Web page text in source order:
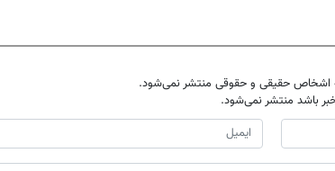
اشخاص حقیقی و حقوقی منتشر نمی‌شود.
خبر باشد منتشر نمی‌شود.